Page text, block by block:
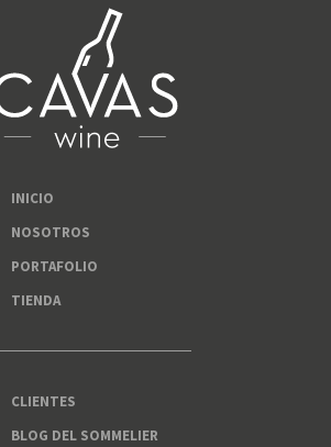
INICIO
NOSOTROS
PORTAFOLIO
TIENDA
CLIENTES
BLOG DEL SOMMELIER